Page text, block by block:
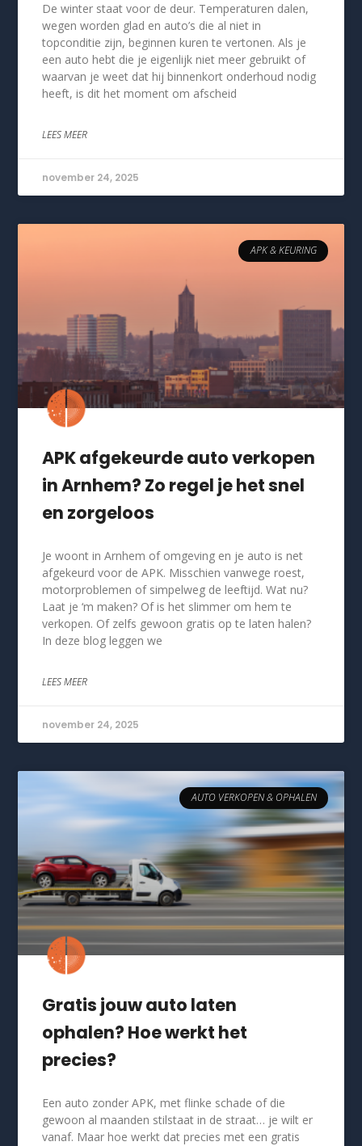
De winter staat voor de deur. Temperaturen dalen,
wegen worden glad en auto’s die al niet in
topconditie zijn, beginnen kuren te vertonen. Als je
een auto hebt die je eigenlijk niet meer gebruikt of
waarvan je weet dat hij binnenkort onderhoud nodig
heeft, is dit het moment om afscheid
LEES MEER
november 24, 2025
APK & KEURING
APK afgekeurde auto verkopen
in Arnhem? Zo regel je het snel
en zorgeloos
Je woont in Arnhem of omgeving en je auto is net
afgekeurd voor de APK. Misschien vanwege roest,
motorproblemen of simpelweg de leeftijd. Wat nu?
Laat je ‘m maken? Of is het slimmer om hem te
verkopen. Of zelfs gewoon gratis op te laten halen?
In deze blog leggen we
LEES MEER
november 24, 2025
AUTO VERKOPEN & OPHALEN
Gratis jouw auto laten
ophalen? Hoe werkt het
precies?
Een auto zonder APK, met flinke schade of die
gewoon al maanden stilstaat in de straat… je wilt er
vanaf. Maar hoe werkt dat precies met een gratis